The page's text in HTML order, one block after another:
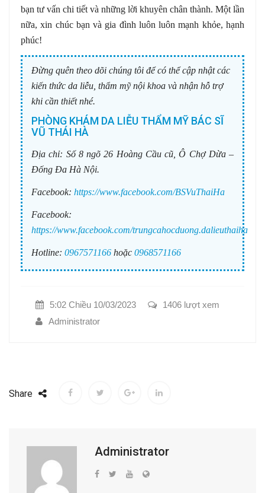
bạn tư vấn chi tiết và những lời khuyên chân thành. Một lần
nữa, xin chúc bạn và gia đình luôn luôn mạnh khỏe, hạnh
phúc!
Đừng quên theo dõi chúng tôi để có thể cập nhật các
kiến thức da liễu, thẩm mỹ nội khoa và nhận hỗ trợ
khi cần thiết nhé.
PHÒNG KHÁM DA LIỄU THẨM MỸ BÁC SĨ
VŨ THÁI HÀ
Địa chỉ: Số 8 ngõ 26 Hoàng Cầu cũ, Ô Chợ Dừa –
Đống Đa Hà Nội.
Facebook: https://www.facebook.com/BSVuThaiHa
Facebook:
https://www.facebook.com/trungcahocduong.dalieuthaiha
Hotline: 0967571166 hoặc 0968571166
5:02 Chiều 10/03/2023
1406 lượt xem
Administrator
Share
Administrator